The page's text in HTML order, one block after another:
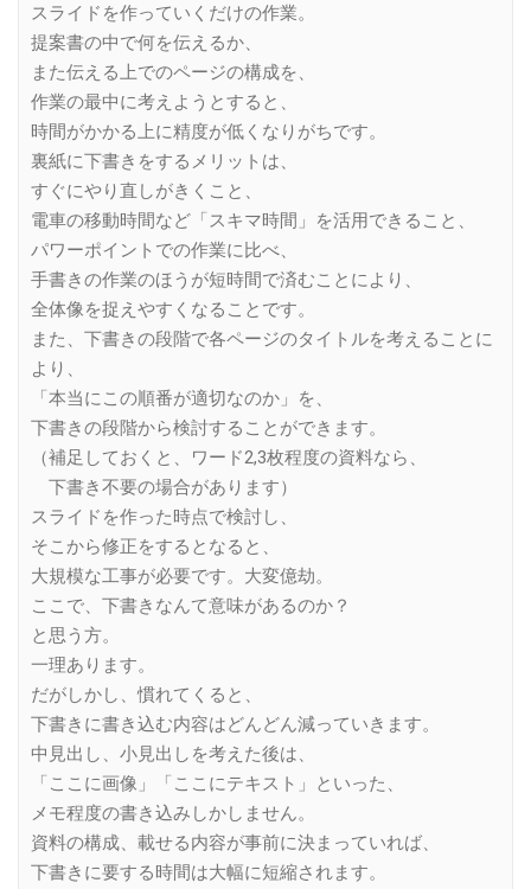
スライドを作っていくだけの作業。
提案書の中で何を伝えるか、
また伝える上でのページの構成を、
作業の最中に考えようとすると、
時間がかかる上に精度が低くなりがちです。
裏紙に下書きをするメリットは、
すぐにやり直しがきくこと、
電車の移動時間など「スキマ時間」を活用できること、
パワーポイントでの作業に比べ、
手書きの作業のほうが短時間で済むことにより、
全体像を捉えやすくなることです。
また、下書きの段階で各ページのタイトルを考えることに
より、
「本当にこの順番が適切なのか」を、
下書きの段階から検討することができます。
（補足しておくと、ワード2,3枚程度の資料なら、
下書き不要の場合があります）
スライドを作った時点で検討し、
そこから修正をするとなると、
大規模な工事が必要です。大変億劫。
ここで、下書きなんて意味があるのか？
と思う方。
一理あります。
だがしかし、慣れてくると、
下書きに書き込む内容はどんどん減っていきます。
中見出し、小見出しを考えた後は、
「ここに画像」「ここにテキスト」といった、
メモ程度の書き込みしかしません。
資料の構成、載せる内容が事前に決まっていれば、
下書きに要する時間は大幅に短縮されます。